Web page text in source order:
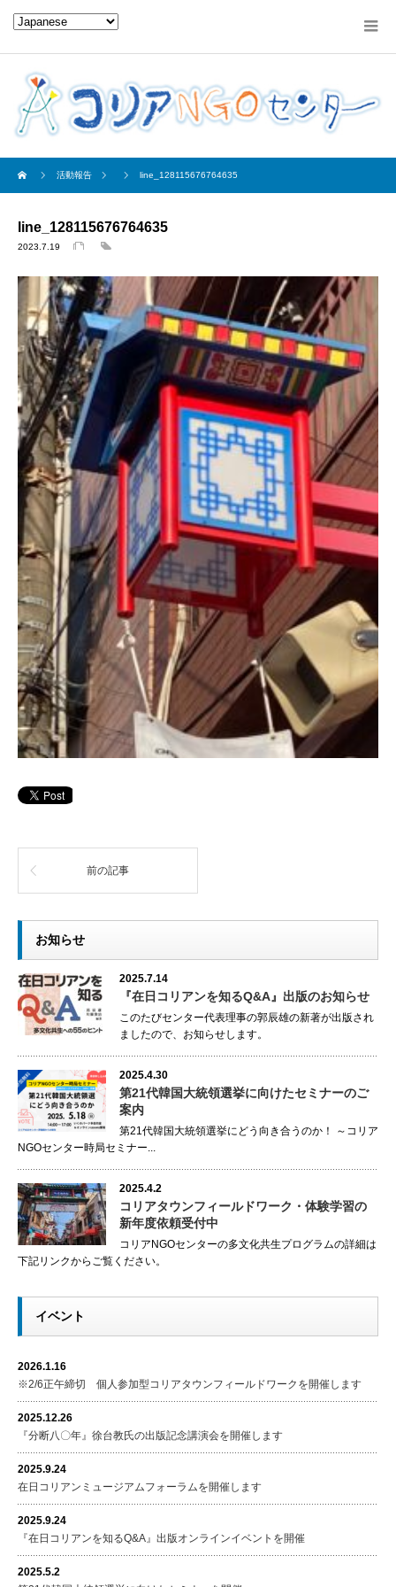
活動報告 line_128115676764635
line_128115676764635
2023.7.19
前の記事
お知らせ
2025.7.14
『在日コリアンを知るQ&A』出版のお知らせ
このたびセンター代表理事の郭辰雄の新著が出版され
ましたので、お知らせします。
2025.4.30
第21代韓国大統領選挙に向けたセミナーのご
案内
第21代韓国大統領選挙にどう向き合うのか！ ～コリア
NGOセンター時局セミナー...
2025.4.2
コリアタウンフィールドワーク・体験学習の
新年度依頼受付中
コリアNGOセンターの多文化共生プログラムの詳細は
下記リンクからご覧ください。
イベント
2026.1.16
※2/6正午締切 個人参加型コリアタウンフィールドワークを開催します
2025.12.26
『分断八〇年』徐台教氏の出版記念講演会を開催します
2025.9.24
在日コリアンミュージアムフォーラムを開催します
2025.9.24
『在日コリアンを知るQ&A』出版オンラインイベントを開催
2025.5.2